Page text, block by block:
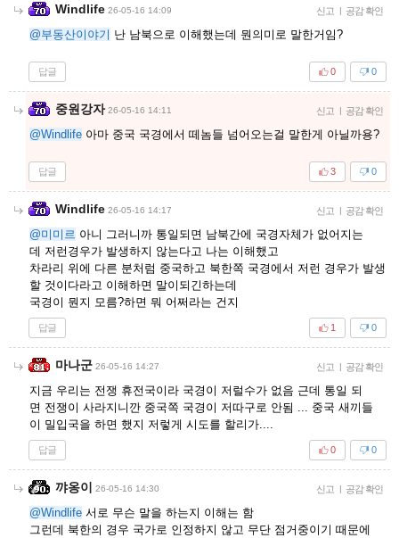
Windlife 26-05-16 14:09 신고 | 공감 확인
@부동산이야기 난 남북으로 이해했는데 뭔의미로 말한거임?
답글 0
0
중원강자 26-05-16 14:11 신고 | 공감 확인
@Windlife 아마 중국 국경에서 떼놈들 넘어오는걸 말한게 아닐까용?
답글 0
3
Windlife 26-05-16 14:17 신고 | 공감 확인
@미미르 아니 그러니까 통일되면 남북간에 국경자체가 없어지는
데 저런경우가 발생하지 않는다고 나는 이해했고
차라리 위에 다른 분처럼 중국하고 북한쪽 국경에서 저런 경우가 발생
할 것이다라고 이해하면 말이되긴하는데
국경이 뭔지 모름?하면 뭐 어쩌라는 건지
답글 0
1
마나군 26-05-16 14:27 신고 | 공감 확인
지금 우리는 전쟁 휴전국이라 국경이 저럴수가 없음 근데 통일 되
면 전쟁이 사라지니깐 중국쪽 국경이 저따구로 안됨 ... 중국 새끼들
이 밀입국을 하면 했지 저렇게 시도를 할리가....
답글 0
0
꺄옹이 26-05-16 14:30 신고 | 공감 확인
@Windlife 서로 무슨 말을 하는지 이해는 함
그런데 북한의 경우 국가로 인정하지 않고 무단 점거중이기 때문에